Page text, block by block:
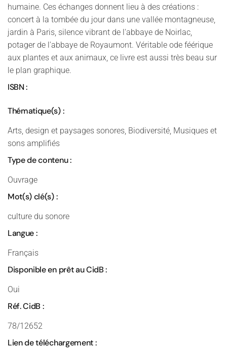
humaine. Ces échanges donnent lieu à des créations :
concert à la tombée du jour dans une vallée montagneuse,
jardin à Paris, silence vibrant de l'abbaye de Noirlac,
potager de l'abbaye de Royaumont. Véritable ode féérique
aux plantes et aux animaux, ce livre est aussi très beau sur
le plan graphique.
ISBN :
Thématique(s) :
Arts, design et paysages sonores, Biodiversité, Musiques et
sons amplifiés
Type de contenu :
Ouvrage
Mot(s) clé(s) :
culture du sonore
Langue :
Français
Disponible en prêt au CidB :
Oui
Réf. CidB :
78/12652
Lien de téléchargement :